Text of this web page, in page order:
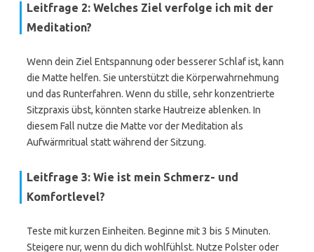
Leitfrage 2: Welches Ziel verfolge ich mit der
Meditation?
Wenn dein Ziel Entspannung oder besserer Schlaf ist, kann
die Matte helfen. Sie unterstützt die Körperwahrnehmung
und das Runterfahren. Wenn du stille, sehr konzentrierte
Sitzpraxis übst, könnten starke Hautreize ablenken. In
diesem Fall nutze die Matte vor der Meditation als
Aufwärmritual statt während der Sitzung.
Leitfrage 3: Wie ist mein Schmerz- und
Komfortlevel?
Teste mit kurzen Einheiten. Beginne mit 3 bis 5 Minuten.
Steigere nur, wenn du dich wohlfühlst. Nutze Polster oder